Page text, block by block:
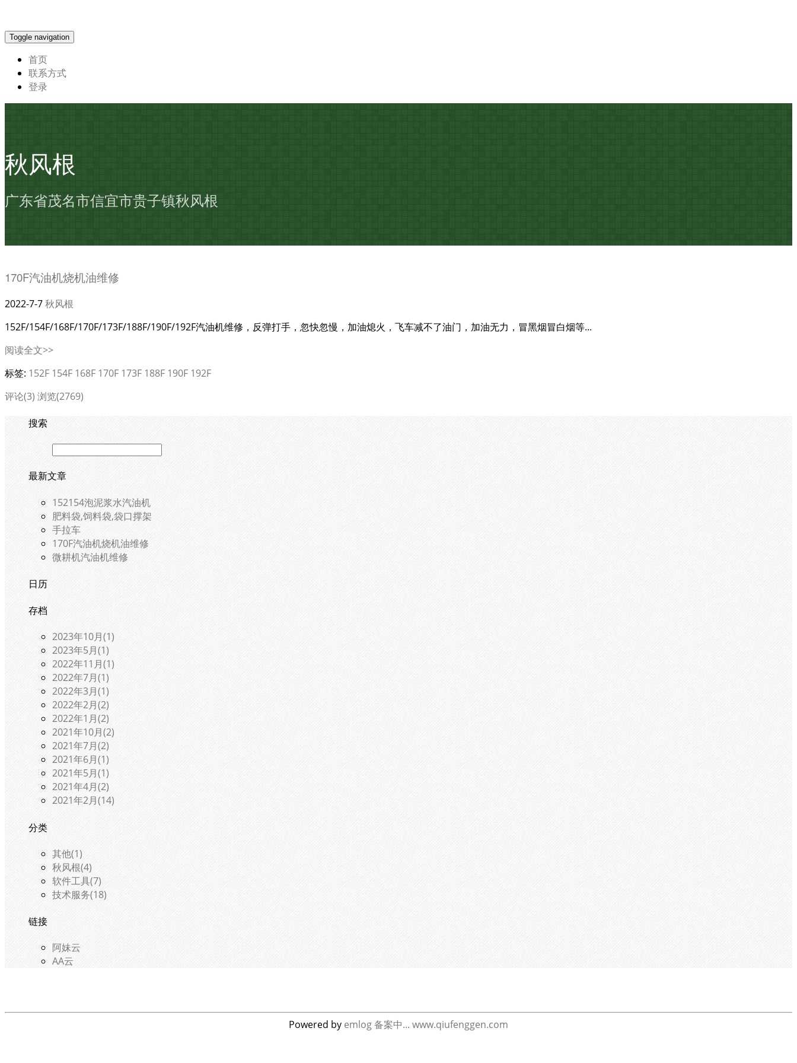
Toggle navigation
首页
联系方式
登录
秋风根
广东省茂名市信宜市贵子镇秋风根
170F汽油机烧机油维修
2022-7-7秋风根
152F/154F/168F/170F/173F/188F/190F/192F汽油机维修，反弹打手，忽快忽慢，加油熄火，飞车减不了油门，加油无力，冒黑烟冒白烟等...
阅读全文>>
标签: 152F 154F 168F 170F 173F 188F 190F 192F
评论(3) 浏览(2769)
搜索
最新文章
152154泡泥浆水汽油机
肥料袋,饲料袋,袋口撑架
手拉车
170F汽油机烧机油维修
微耕机汽油机维修
日历
存档
2023年10月(1)
2023年5月(1)
2022年11月(1)
2022年7月(1)
2022年3月(1)
2022年2月(2)
2022年1月(2)
2021年10月(2)
2021年7月(2)
2021年6月(1)
2021年5月(1)
2021年4月(2)
2021年2月(14)
分类
其他(1)
秋风根(4)
软件工具(7)
技术服务(18)
链接
阿妹云
AA云
Powered by emlog备案中... www.qiufenggen.com